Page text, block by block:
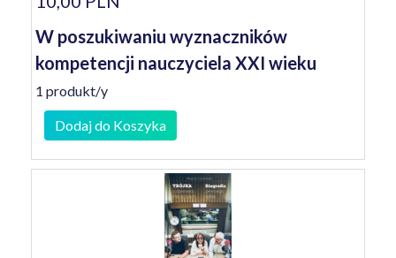
W poszukiwaniu wyznaczników
kompetencji nauczyciela XXI wieku
1 produkt/y
Dodaj do Koszyka